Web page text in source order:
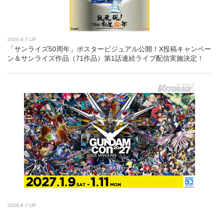
2026.8.7 UP
「サンライズ50周年」ポスタービジュアル公開！X投稿キャンペー
ン＆サンライズ作品（71作品）第1話連続ライブ配信実施決定！
2026.8.7 UP